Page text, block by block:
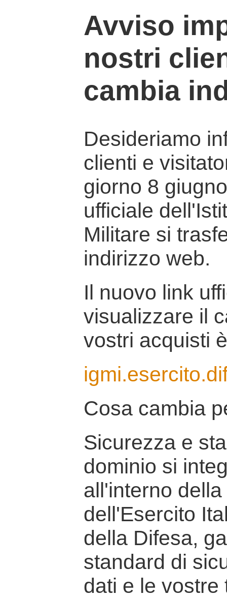
Avviso
nostri
cambia
Desideriamo
clienti e
giorno 8
ufficiale
Militare si
indirizzo web.
Il nuovo link
visualizzare il
vostri acquisti
Cosa cambia
Sicurezza e
dominio si
all'interno
dell'Esercito
della Difesa,
standard di
dati e le vostre